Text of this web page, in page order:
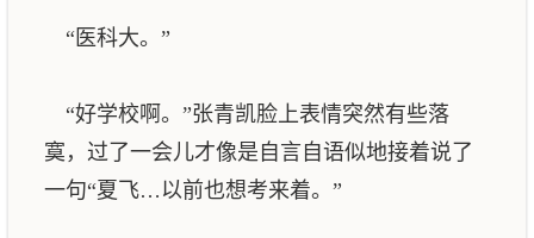
“医科大。”
“好学校啊。”张青凯脸上表情突然有些落
寞，过了一会儿才像是自言自语似地接着说了
一句“夏飞…以前也想考来着。”